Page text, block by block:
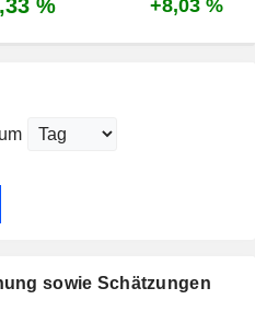
% +8,03 %
sowie Schätzungen